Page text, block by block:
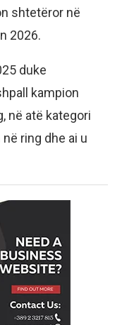
shtetëror në
2026.
duke
kampion
në atë kategori
ring dhe ai u